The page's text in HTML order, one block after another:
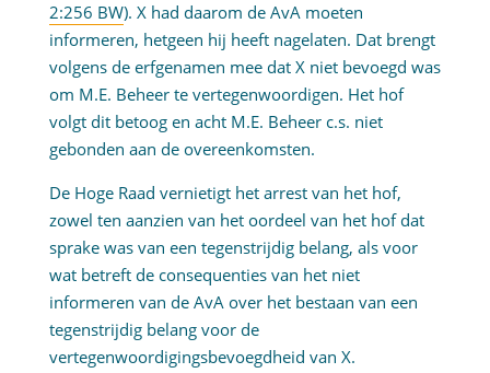
2:256 BW). X had daarom de AvA moeten
informeren, hetgeen hij heeft nagelaten. Dat brengt
volgens de erfgenamen mee dat X niet bevoegd was
om M.E. Beheer te vertegenwoordigen. Het hof
volgt dit betoog en acht M.E. Beheer c.s. niet
gebonden aan de overeenkomsten.
De Hoge Raad vernietigt het arrest van het hof,
zowel ten aanzien van het oordeel van het hof dat
sprake was van een tegenstrijdig belang, als voor
wat betreft de consequenties van het niet
informeren van de AvA over het bestaan van een
tegenstrijdig belang voor de
vertegenwoordigingsbevoegdheid van X.